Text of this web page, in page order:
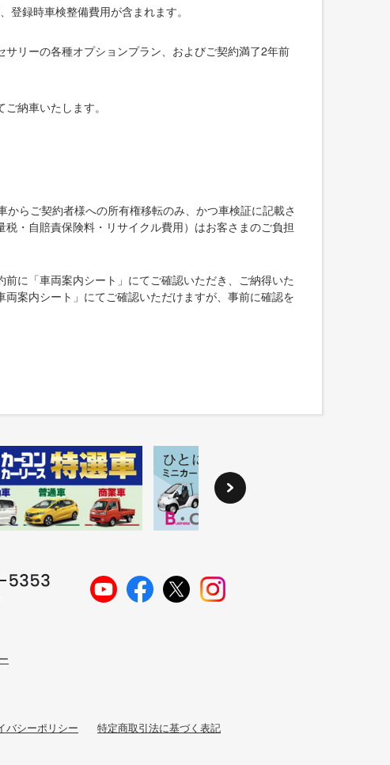
録時車検整備費用が含まれます。
リーの各種オプションプラン、およびご契約満了2年前
納車いたします。
らご契約者様への所有権移転のみ、かつ車検証に記載さ
・自賠責保険料・リサイクル費用）はお客さまのご負担
に「車両案内シート」にてご確認いただき、ご納得いた
案内シート」にてご確認いただけますが、事前に確認を
バシーポリシー
特定商取引法に基づく表記